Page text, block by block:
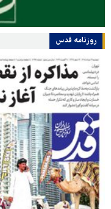
روزنامه قدس